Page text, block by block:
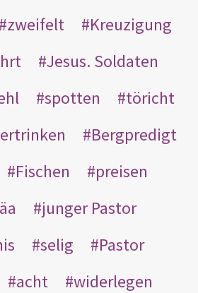
zweifelt
Kreuzigung
Jesus. Soldaten
spotten
töricht
ertrinken
Bergpredigt
Fischen
preisen
junger Pastor
selig
Pastor
acht
widerlegen